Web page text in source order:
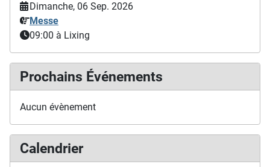
Dimanche, 06 Sep. 2026
Messe
09:00 à Lixing
Prochains Événements
Aucun évènement
Calendrier